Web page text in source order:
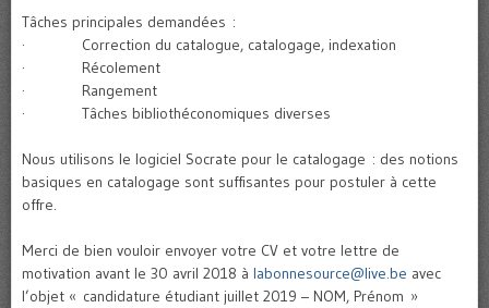
Tâches principales demandées :
· Correction du catalogue, catalogage, indexation
· Récolement
· Rangement
· Tâches bibliothéconomiques diverses
Nous utilisons le logiciel Socrate pour le catalogage : des notions
basiques en catalogage sont suffisantes pour postuler à cette
offre.
Merci de bien vouloir envoyer votre CV et votre lettre de
motivation avant le 30 avril 2018 à labonnesource@live.be avec
l’objet « candidature étudiant juillet 2019 – NOM, Prénom »